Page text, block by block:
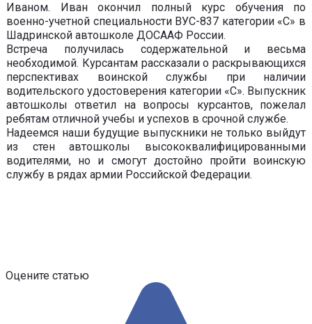
Иваном. Иван окончил полный курс обучения по
военно-учетной специальности ВУС-837 категории «С» в
Шадринской автошколе ДОСААФ России.
Встреча получилась содержательной и весьма
необходимой. Курсантам рассказали о раскрывающихся
перспективах воинской службы при наличии
водительского удостоверения категории «С». Выпускник
автошколы ответил на вопросы курсантов, пожелал
ребятам отличной учебы и успехов в срочной службе.
Надеемся наши будущие выпускники не только выйдут
из стен автошколы высококвалифицированными
водителями, но и смогут достойно пройти воинскую
службу в рядах армии Российской Федерации.
Оцените статью